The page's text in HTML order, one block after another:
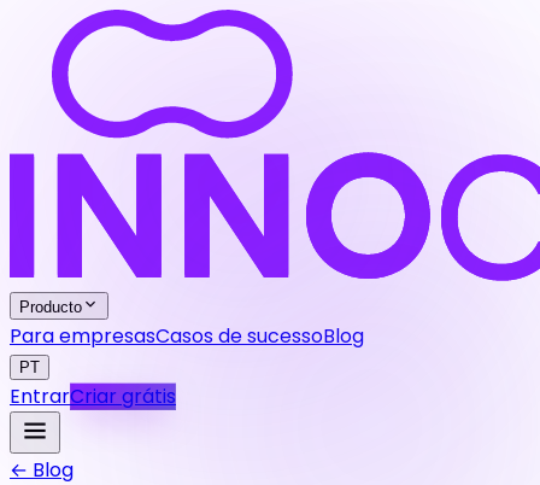
Producto
Para empresasCasos de sucessoBlog
PT
EntrarCriar grátis
← Blog